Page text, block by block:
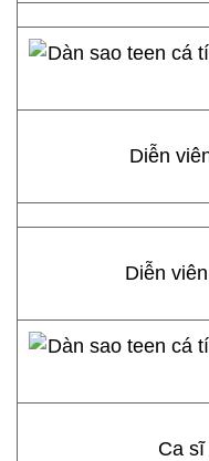
Diễn
Diễn
Ca